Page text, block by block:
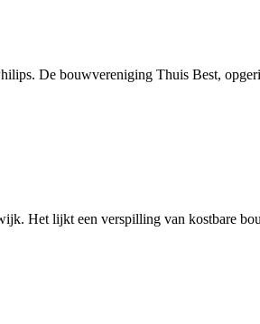
De bouwvereniging Thuis Best,
Het lijkt een verspilling van kostbare